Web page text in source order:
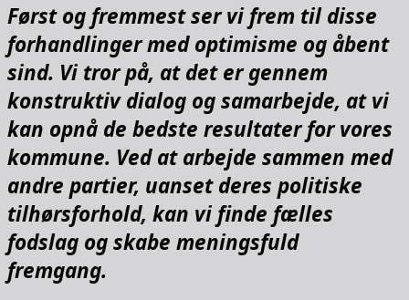
Først og fremmest ser vi frem til disse
forhandlinger med optimisme og åbent
sind. Vi tror på, at det er gennem
konstruktiv dialog og samarbejde, at vi
kan opnå de bedste resultater for vores
kommune. Ved at arbejde sammen med
andre partier, uanset deres politiske
tilhørsforhold, kan vi finde fælles
fodslag og skabe meningsfuld
fremgang.